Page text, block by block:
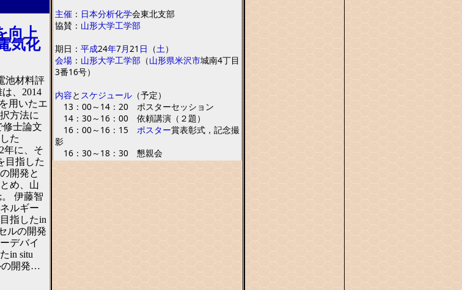
向上
気化
池材料評
、2014
用いたエ
方法に
修士論文
た
年に、そ
目指した
開発と
め、山
伊藤智
ルギー
指したin
ルの開発
デバイ
in situ
の開発…
主催 ： 日本分析化学会東北支部
協賛 ： 山形大学工学部
期日 ： 平成24年7月21 日 （土）
会場 ： 山形大学工学部 （山形県米沢市城南4丁目
3番16号）
内容と スケジュール （予定）
13 ： 00～ 14 ： 20 ポスターセッション
14 ： 30～ 16 ： 00 依頼講演 （ ２ 題）
16 ： 00～ 16 ： 15 ポスター賞表彰式 ， 記念撮
影
16 ： 30～ 18 ： 30 懇親会